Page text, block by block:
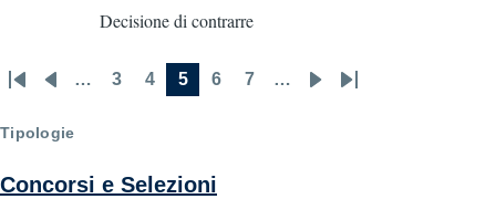
Decisione di contrarre
First
page
Previous
page
… 3
Page
4
Current
5 6 7 …
Next Last
Tipologie
Concorsi e Selezioni